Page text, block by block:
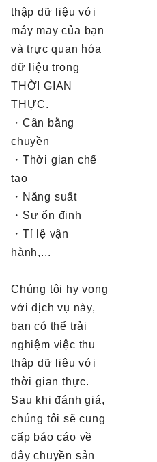
thập dữ liệu với
máy may của bạn
và trực quan hóa
dữ liệu trong
THỜI GIAN
THỰC.
・Cân bằng
chuyền
・Thời gian chế
tạo
・Năng suất
・Sự ổn định
・Tỉ lệ vận
hành,...
Chúng tôi hy vọng
với dịch vụ này,
bạn có thể trải
nghiệm việc thu
thập dữ liệu với
thời gian thực.
Sau khi đánh giá,
chúng tôi sẽ cung
cấp báo cáo về
dây chuyền sản